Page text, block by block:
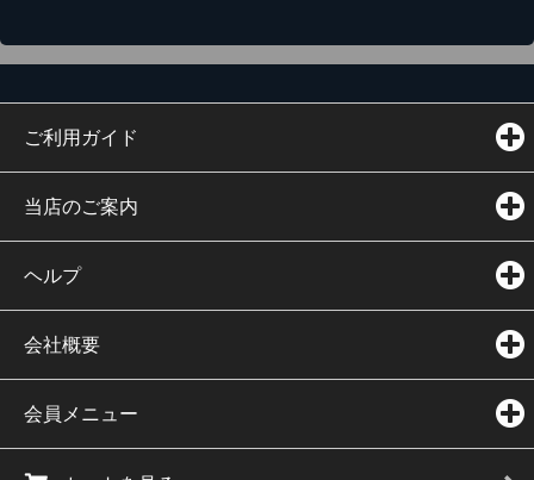
ご利用ガイド
当店のご案内
ヘルプ
会社概要
会員メニュー